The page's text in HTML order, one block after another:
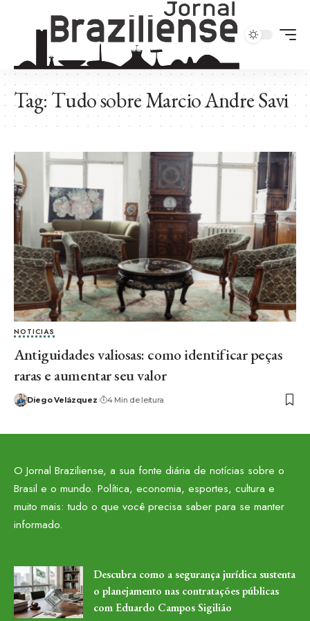
Tag:Tudo sobre Marcio Andre Savi
NOTICIAS
Antiguidades valiosas: como identificar peças
raras e aumentar seu valor
Diego Velázquez 4 Min de leitura
O Jornal Braziliense, a sua fonte diária de notícias sobre o
Brasil e o mundo. Política, economia, esportes, cultura e
muito mais: tudo o que você precisa saber para se manter
informado.
Descubra como a segurança jurídica sustenta
o planejamento nas contratações públicas
com Eduardo Campos Sigilião